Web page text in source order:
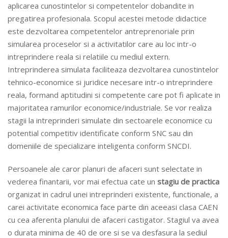
aplicarea cunostintelor si competentelor dobandite in
pregatirea profesionala. Scopul acestei metode didactice
este dezvoltarea competentelor antreprenoriale prin
simularea proceselor si a activitatilor care au loc intr-o
intreprindere reala si relatiile cu mediul extern.
Intreprinderea simulata faciliteaza dezvoltarea cunostintelor
tehnico-economice si juridice necesare intr-o intreprindere
reala, formand aptitudini si competente care pot fi aplicate in
majoritatea ramurilor economice/industriale. Se vor realiza
stagii la intreprinderi simulate din sectoarele economice cu
potential competitiv identificate conform SNC sau din
domeniile de specializare inteligenta conform SNCDI.
Persoanele ale caror planuri de afaceri sunt selectate in
vederea finantarii, vor mai efectua cate un stagiu de practica
organizat in cadrul unei intreprinderi existente, functionale, a
carei activitate economica face parte din aceeasi clasa CAEN
cu cea aferenta planului de afaceri castigator. Stagiul va avea
o durata minima de 40 de ore si se va desfasura la sediul